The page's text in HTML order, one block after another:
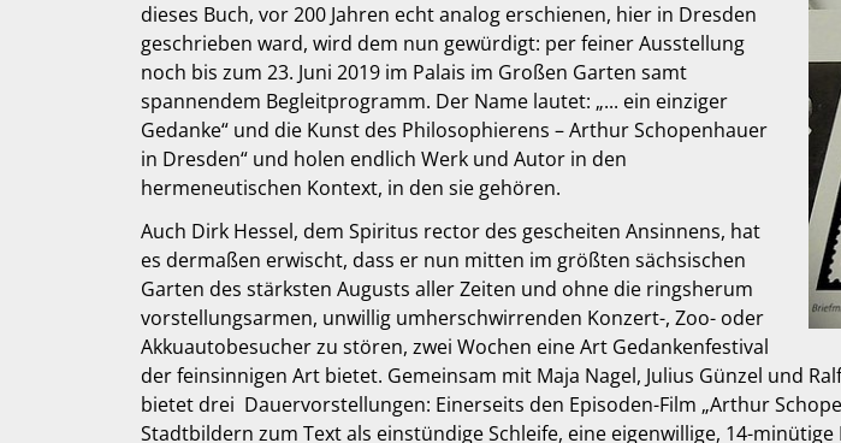
dieses Buch, vor 200 Jahren echt analog erschienen, hier in Dresden
geschrieben ward, wird dem nun gewürdigt: per feiner Ausstellung
noch bis zum 23. Juni 2019 im Palais im Großen Garten samt
spannendem Begleitprogramm. Der Name lautet: „... ein einziger
Gedanke“ und die Kunst des Philosophierens – Arthur Schopenhauer
in Dresden“ und holen endlich Werk und Autor in den
hermeneutischen Kontext, in den sie gehören.
Auch Dirk Hessel, dem Spiritus rector des gescheiten Ansinnens, hat
es dermaßen erwischt, dass er nun mitten im größten sächsischen
Garten des stärksten Augusts aller Zeiten und ohne die ringsherum
vorstellungsarmen, unwillig umherschwirrenden Konzert-, Zoo- oder
Akkuautobesucher zu stören, zwei Wochen eine Art Gedankenfestival
der feinsinnigen Art bietet. Gemeinsam mit Maja Nagel, Julius Günzel und
bietet drei Dauervorstellungen: Einerseits den Episoden-Film „Arthur
Stadtbildern zum Text als einstündige Schleife, eine eigenwillige, 14-